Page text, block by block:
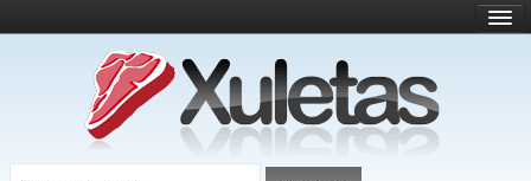
¿Qué es esto?
Directorio